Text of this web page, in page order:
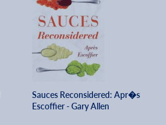
Sauces Reconsidered: Apr�s
Escoffier - Gary Allen